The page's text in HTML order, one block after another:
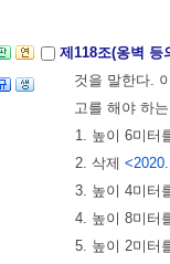
제118조(옹벽
것을 말한다.
고를 해야 하
1. 높이 6미터
2. 삭제
3. 높이 4미터
4. 높이 8미터
5. 높이 2미터